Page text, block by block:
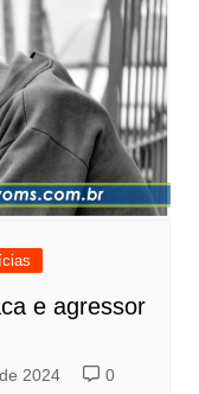
e agressor
2024 0